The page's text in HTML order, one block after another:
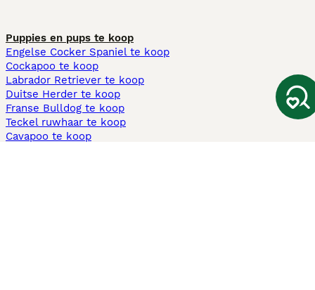
Puppies en pups te koop
Engelse Cocker Spaniel te koop
Cockapoo te koop
Labrador Retriever te koop
Duitse Herder te koop
Franse Bulldog te koop
Teckel ruwhaar te koop
Cavapoo te koop